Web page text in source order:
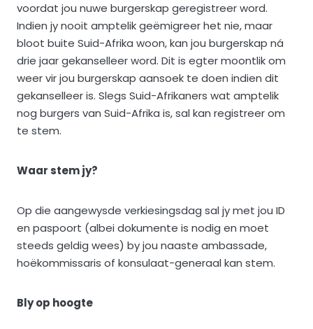
voordat jou nuwe burgerskap geregistreer word.
Indien jy nooit amptelik geëmigreer het nie, maar
bloot buite Suid-Afrika woon, kan jou burgerskap ná
drie jaar gekanselleer word. Dit is egter moontlik om
weer vir jou burgerskap aansoek te doen indien dit
gekanselleer is. Slegs Suid-Afrikaners wat amptelik
nog burgers van Suid-Afrika is, sal kan registreer om
te stem.
Waar stem jy?
Op die aangewysde verkiesingsdag sal jy met jou ID
en paspoort (albei dokumente is nodig en moet
steeds geldig wees) by jou naaste ambassade,
hoëkommissaris of konsulaat-generaal kan stem.
Bly op hoogte